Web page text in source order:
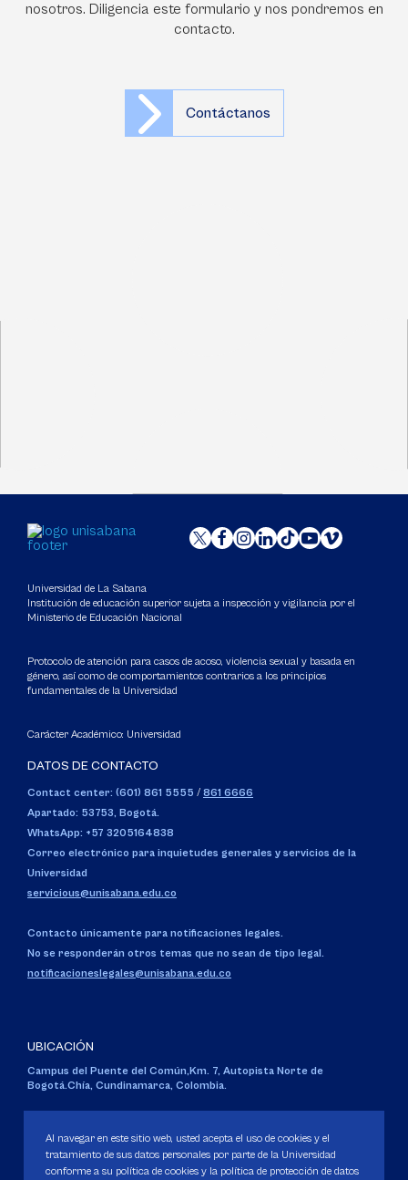
nosotros. Diligencia este formulario y nos pondremos en
contacto.
Contáctanos
Universidad de La Sabana
Institución de educación superior sujeta a inspección y vigilancia por el
Ministerio de Educación Nacional
Protocolo de atención para casos de acoso, violencia sexual y basada en
género, así como de comportamientos contrarios a los principios
fundamentales de la Universidad
Carácter Académico: Universidad
DATOS DE CONTACTO
Contact center: (601) 861 5555 / 861 6666
Apartado: 53753, Bogotá.
WhatsApp: +57 3205164838
Correo electrónico para inquietudes generales y servicios de la
Universidad
servicious@unisabana.edu.co
Contacto únicamente para notificaciones legales.
No se responderán otros temas que no sean de tipo legal.
notificacioneslegales@unisabana.edu.co
UBICACIÓN
Campus del Puente del Común,Km. 7, Autopista Norte de
Bogotá.Chía, Cundinamarca, Colombia.
Personería Jurídica:Resolución 130 del 14 de enero de 1980.
Ministerio de Educación Nacional.
Al navegar en este sitio web, usted acepta el uso de cookies y el
tratamiento de sus datos personales por parte de la Universidad
conforme a su política de cookies y la política de protección de datos